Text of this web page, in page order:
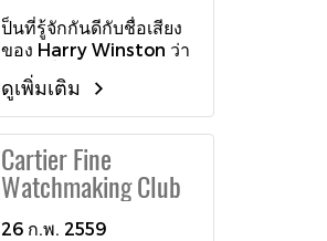
ล้ำค่าของเขายังคงเป็นที่
ปรารถนาสูงสุดในหมู่นัก
สะสมทั่วโลกและอีก
หลายชิ้นในพิพิธภัณฑ์ที่
สำคัญหลายแห่ง แต่เมื่อ
บริษัทถูกทำลายลงในช่วง
หลังสงครามโลกครั้งที่
สอง (World War II) ชื่อ
ของ A. Lange & Söhne
เกือบแทบที่จะถูกลืมเลือน
ป็นที่รู้จักกันดีกับชื่อเสียง
ของ Harry Winston ว่า
เป็นผู้เชี่ยวชาญทางด้าน
เพชรและจิวเวอรี่ที่ได้รับ
การยอมรับมาอย่าง
ยาวนาน นอกจากจะโด่ง
ดังในเรื่องของแบรนด์
อัญมณีเครื่องประดับแล้ว
Harry Winston ยังก้าว
เข้าสู่วงการนาฬิการะดับ
ดูเพิ่มเติม
Cartier Fine
Watchmaking Club
26 ก.พ. 2559